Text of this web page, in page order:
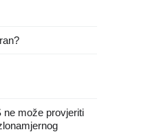
ne može provjeriti